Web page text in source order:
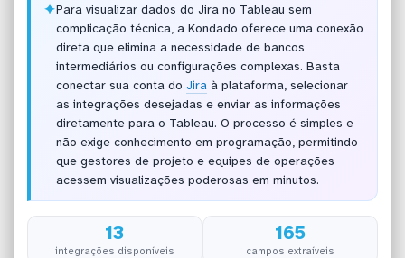
✦Para visualizar dados do Jira no Tableau sem
complicação técnica, a Kondado oferece uma conexão
direta que elimina a necessidade de bancos
intermediários ou configurações complexas. Basta
conectar sua conta do Jiraà plataforma, selecionar
as integrações desejadas e enviar as informações
diretamente para o Tableau. O processo é simples e
não exige conhecimento em programação, permitindo
que gestores de projeto e equipes de operações
acessem visualizações poderosas em minutos.
13
integrações disponíveis
165
campos extraíveis